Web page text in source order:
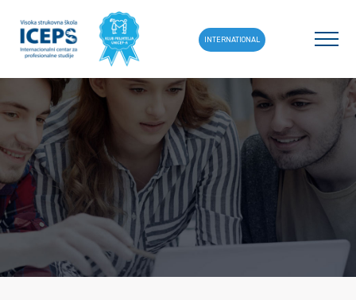
INTERNATIONAL